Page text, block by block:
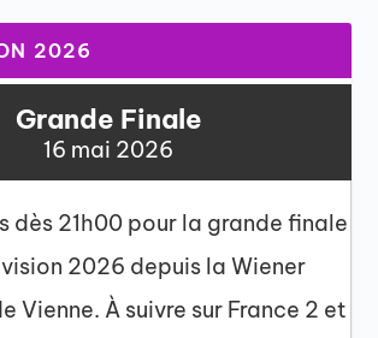
2026
Grande Finale
16 mai 2026
dès 21h00 pour la grande finale
2026 depuis la Wiener
Vienne. À suivre sur France 2 et